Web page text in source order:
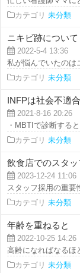
カテゴリ 未分類
ニキビ跡について
2022-5-4 13:36
私が悩んでいたのは
カテゴリ 未分類
INFPは社会不適
2021-8-16 20:26
・MBTIで診断する
カテゴリ 未分類
飲食店でのスタ
2023-12-24 11:06
スタッフ採用の重
カテゴリ 未分類
年齢を重ねると
2022-10-25 14:26
高齢になればなるほ
カテゴリ 未分類